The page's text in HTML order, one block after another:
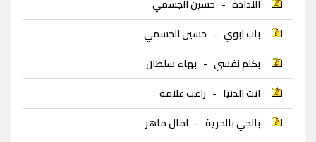
اللذاذة - حسين الجسمي
باب ابوي - حسين الجسمي
بكلم نفسي - بهاء سلطان
انت الدنيا - راغب علامة
بالجي بالحرية - امال ماهر